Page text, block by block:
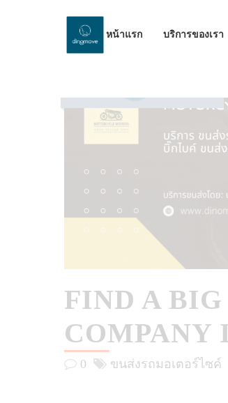
หน้าแรก บริการของเรา
FIND A
COMPANY
0 ขนส่งรถมอเตอร์ไซค์